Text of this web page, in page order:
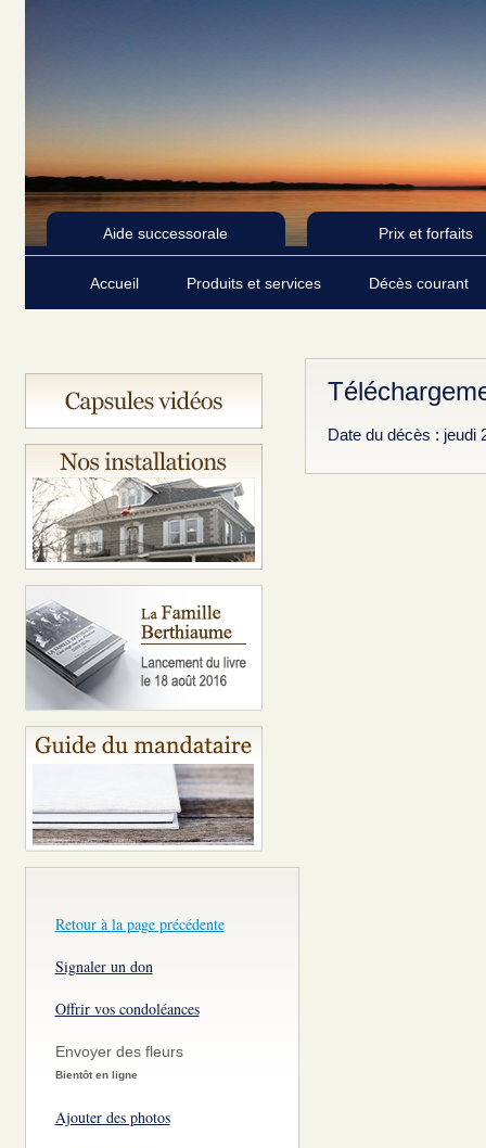
Aide successorale Prix et forfaits
Accueil Produits et services Décès courant
Retour à la page précédente
Signaler un don
Offrir vos condoléances
Envoyer des fleurs
Bientôt en ligne
Ajouter des photos
Date du décès : jeudi